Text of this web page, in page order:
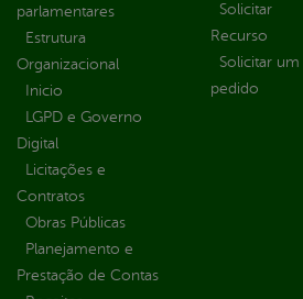
parlamentares
Estrutura
Organizacional
Inicio
LGPD e Governo
Digital
Licitações e
Contratos
Obras Públicas
Planejamento e
Prestação de Contas
Solicitar
Recurso
Solicitar um
pedido